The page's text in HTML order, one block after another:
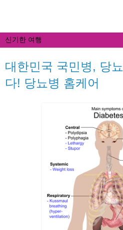
대한민국 국민병, 당
다! 당뇨병 홈케어